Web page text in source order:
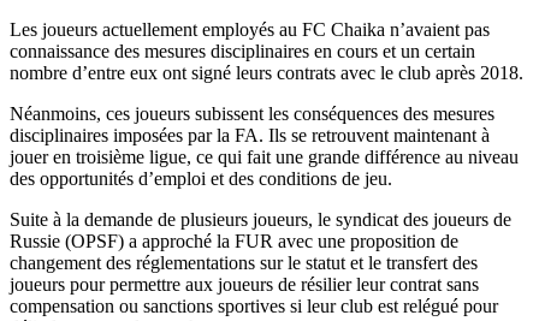
Les joueurs actuellement employés au FC Chaika n’avaient pas
connaissance des mesures disciplinaires en cours et un certain
nombre d’entre eux ont signé leurs contrats avec le club après 2018.
Néanmoins, ces joueurs subissent les conséquences des mesures
disciplinaires imposées par la FA. Ils se retrouvent maintenant à
jouer en troisième ligue, ce qui fait une grande différence au niveau
des opportunités d’emploi et des conditions de jeu.
Suite à la demande de plusieurs joueurs, le syndicat des joueurs de
Russie (OPSF) a approché la FUR avec une proposition de
changement des réglementations sur le statut et le transfert des
joueurs pour permettre aux joueurs de résilier leur contrat sans
compensation ou sanctions sportives si leur club est relégué pour